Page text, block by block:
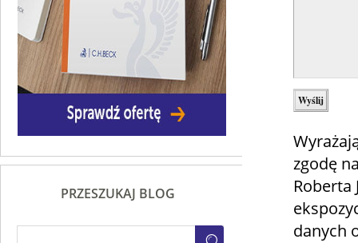
zgodę
Roberta
danych
PRZESZUKAJ BLOG